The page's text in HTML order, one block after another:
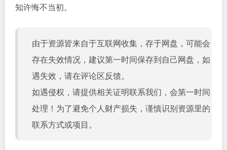
知许悔不当初。
由于资源皆来自于互联网收集，存于网盘，可能会
存在失效情况，建议第一时间保存到自己网盘，如
遇失效，请在评论区反馈。
如遇侵权，请提供相关证明联系我们，会第一时间
处理！为了避免个人财产损失，谨慎识别资源里的
联系方式或项目。